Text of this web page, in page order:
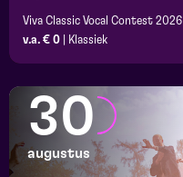
Viva Classic Vocal Contest 2026
v.a. € 0
Klassiek
30
augustus